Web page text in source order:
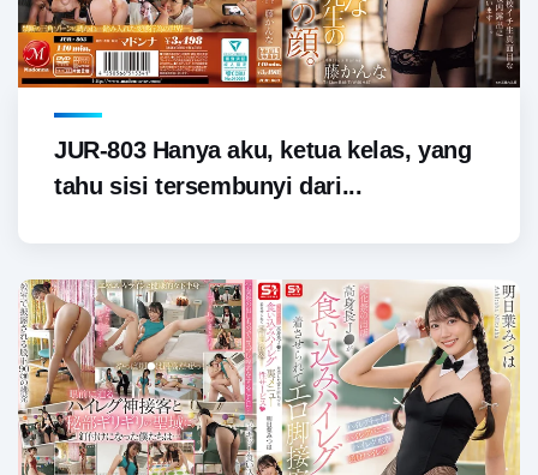
JUR-803 Hanya aku, ketua kelas, yang
tahu sisi tersembunyi dari...